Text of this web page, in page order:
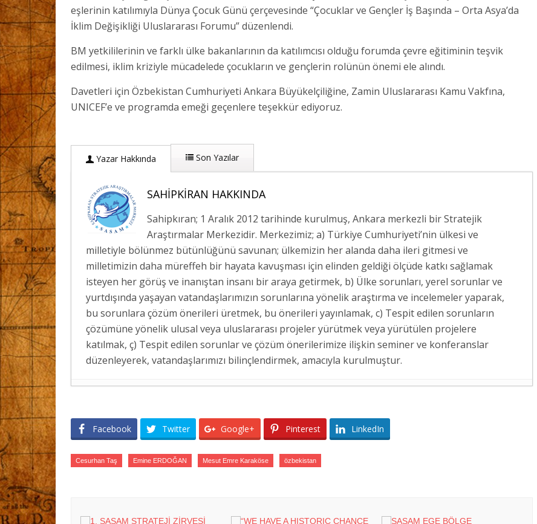
eşlerinin katılımıyla Dünya Çocuk Günü çerçevesinde “Çocuklar ve Gençler İş Başında – Orta Asya’da
İklim Değişikliği Uluslararası Forumu” düzenlendi.
BM yetkililerinin ve farklı ülke bakanlarının da katılımcısı olduğu forumda çevre eğitiminin teşvik
edilmesi, iklim kriziyle mücadelede çocukların ve gençlerin rolünün önemi ele alındı.
Davetleri için Özbekistan Cumhuriyeti Ankara Büyükelçiliğine, Zamin Uluslararası Kamu Vakfına,
UNICEF’e ve programda emeği geçenlere teşekkür ediyoruz.
Yazar Hakkında Son Yazılar
SAHIPKIRAN HAKKINDA
Sahipkıran; 1 Aralık 2012 tarihinde kurulmuş, Ankara merkezli bir Stratejik
Araştırmalar Merkezidir. Merkezimiz; a) Türkiye Cumhuriyeti’nin ülkesi ve
milletiyle bölünmez bütünlüğünü savunan; ülkemizin her alanda daha ileri gitmesi ve
milletimizin daha müreffeh bir hayata kavuşması için elinden geldiği ölçüde katkı sağlamak
isteyen her görüş ve inanıştan insanı bir araya getirmek, b) Ülke sorunları, yerel sorunlar ve
yurtdışında yaşayan vatandaşlarımızın sorunlarına yönelik araştırma ve incelemeler yaparak,
bu sorunlara çözüm önerileri üretmek, bu önerileri yayınlamak, c) Tespit edilen sorunların
çözümüne yönelik ulusal veya uluslararası projeler yürütmek veya yürütülen projelere
katılmak, ç) Tespit edilen sorunlar ve çözüm önerilerimize ilişkin seminer ve konferanslar
düzenleyerek, vatandaşlarımızı bilinçlendirmek, amacıyla kurulmuştur.
2026
HAREKETLİLİKLERİ DÜZENLENDİ- 3 Ağustos 2026
Facebook Twitter Google+ Pinterest LinkedIn
Cesurhan Taş Emine ERDOĞAN Mesut Emre Karaköse özbekistan